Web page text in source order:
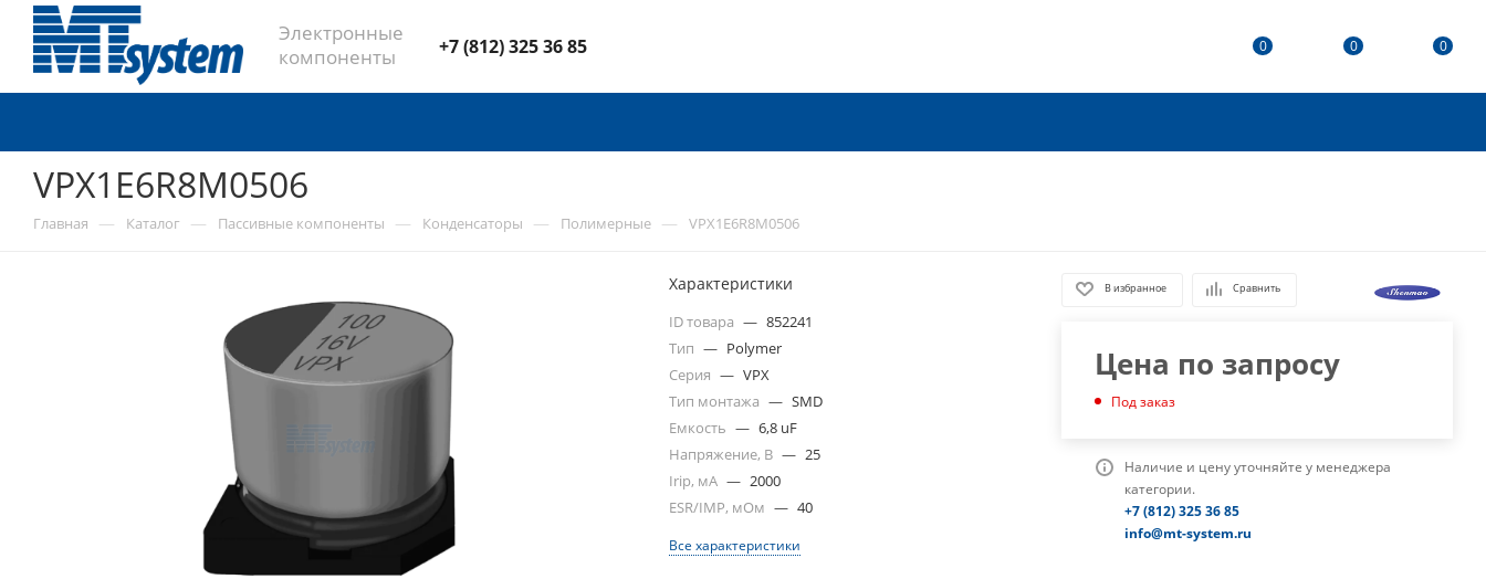
Электронные
компоненты
+7 (812) 325 36 85 0 0 0
VPX1E6R8M0506
Главная — Каталог — Пассивные компоненты — Конденсаторы — Полимерные — VPX1E6R8M0506
Характеристики
ID товара — 852241
Тип — Polymer
Серия — VPX
Тип монтажа — SMD
Емкость — 6,8 uF
Напряжение, В — 25
Irip, мА — 2000
ESR/IMP, мОм — 40
Все характеристики
В избранное Сравнить
Цена по запросу
Под заказ
Наличие и цену уточняйте у менеджера
категории.
+7 (812) 325 36 85
info@mt-system.ru